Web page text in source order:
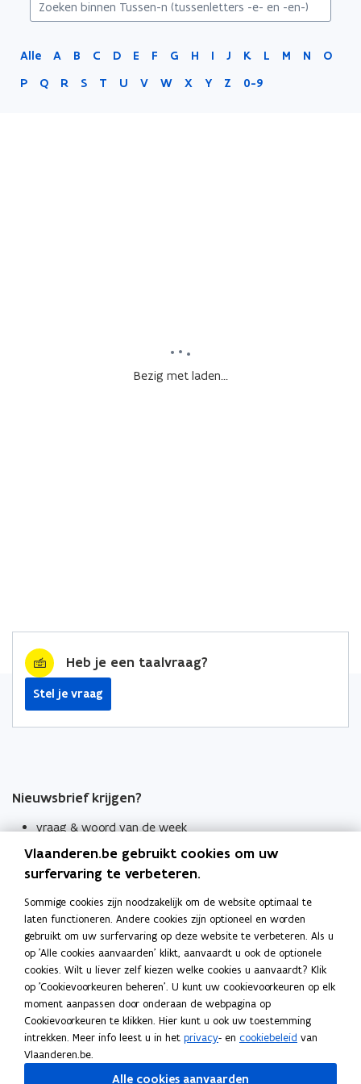
Alle A B C D E F G H I J K L M N
O
P
Q R S T U V W X Y Z 0-9
Bezig met laden...
Heb je een taalvraag?
Stel je vraag
Nieuwsbrief krijgen?
vraag & woord van de week
wekelijks in je mailbox
Schrijf je in
Thema's
Taaladviezen
Spellingregels
Tips voor duidelijke taal
Bekijk ook
Spellingtests
Vlaanderen.be gebruikt cookies om uw
surfervaring te verbeteren.
Sommige cookies zijn noodzakelijk om de website optimaal te
laten functioneren. Andere cookies zijn optioneel en worden
gebruikt om uw surfervaring op deze website te verbeteren. Als u
op 'Alle cookies aanvaarden' klikt, aanvaardt u ook de optionele
cookies. Wilt u liever zelf kiezen welke cookies u aanvaardt? Klik
op 'Cookievoorkeuren beheren'. U kunt uw cookievoorkeuren op elk
moment aanpassen door onderaan de webpagina op
Cookievoorkeuren te klikken. Hier kunt u ook uw toestemming
intrekken. Meer info leest u in het privacy- en cookiebeleid van
Vlaanderen.be.
Alle cookies aanvaarden